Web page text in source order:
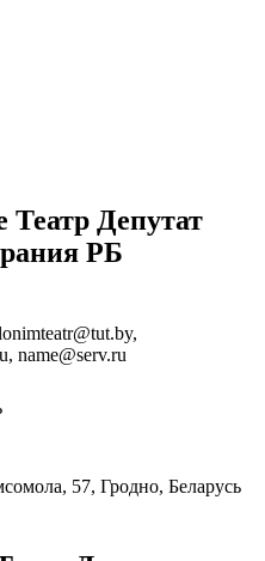
Театр Депутат
РБ
name@serv.ru
57, Гродно, Беларусь